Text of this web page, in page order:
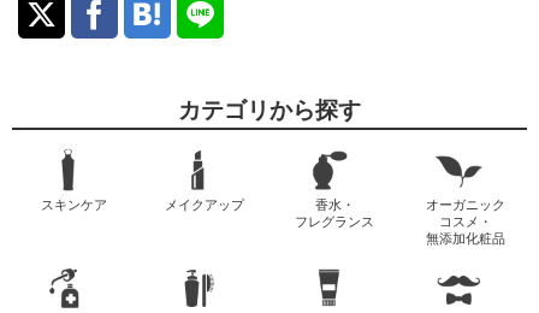
カテゴリから探す
スキンケア メイクアップ
香水・
フレグランス
オーガニック
コスメ・
無添加化粧品